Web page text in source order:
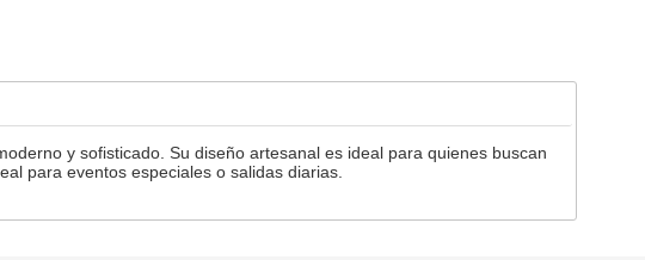
y sofisticado. Su diseño artesanal es ideal para quienes buscan
para eventos especiales o salidas diarias.